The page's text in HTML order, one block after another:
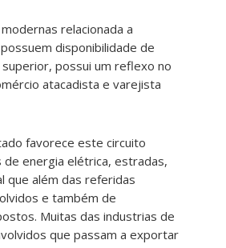
relacionada a
disponibilidade de
possui um reflexo no
atacadista e varejista
favorece este circuito
energia elétrica, estradas,
que além das referidas
e também de
Muitas das industrias de
que passam a exportar